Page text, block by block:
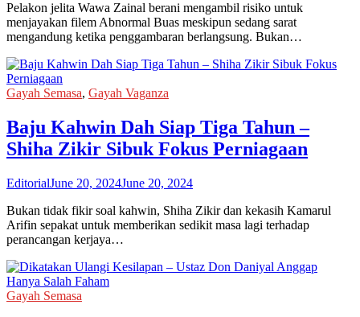
Pelakon jelita Wawa Zainal berani mengambil risiko untuk
menjayakan filem Abnormal Buas meskipun sedang sarat
mengandung ketika penggambaran berlangsung. Bukan…
Gayah Semasa, Gayah Vaganza
Baju Kahwin Dah Siap Tiga Tahun –
Shiha Zikir Sibuk Fokus Perniagaan
EditorialJune 20, 2024June 20, 2024
Bukan tidak fikir soal kahwin, Shiha Zikir dan kekasih Kamarul
Arifin sepakat untuk memberikan sedikit masa lagi terhadap
perancangan kerjaya…
Gayah Semasa